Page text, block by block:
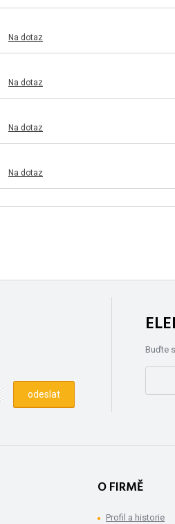
Na dotaz
Na dotaz
Na dotaz
Na dotaz
Buďte
O FIRMĚ
Profil a historie